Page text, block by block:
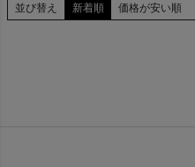
並び替え 新着順 価格が安い順